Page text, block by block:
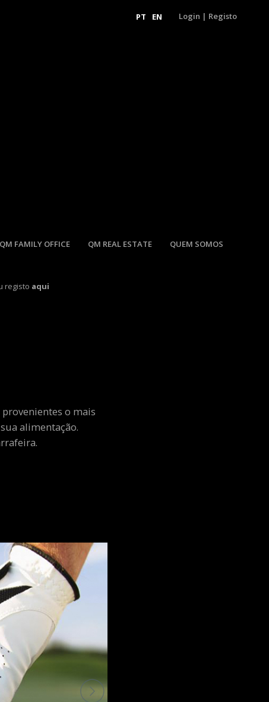
PT EN Login | Registo
QM FAMILY OFFICE QM REAL ESTATE QUEM SOMOS
registo aqui
o mais
alimentação.